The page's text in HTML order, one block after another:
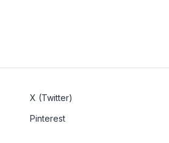
X (Twitter)
Pinterest